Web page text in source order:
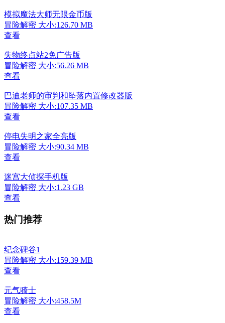
模拟魔法大师无限金币版
冒险解密 大小:126.70 MB
查看
失物终点站2免广告版
冒险解密 大小:56.26 MB
查看
巴迪老师的审判和坠落内置修改器版
冒险解密 大小:107.35 MB
查看
停电失明之家全亮版
冒险解密 大小:90.34 MB
查看
迷宫大侦探手机版
冒险解密 大小:1.23 GB
查看
热门推荐
纪念碑谷1
冒险解密 大小:159.39 MB
查看
元气骑士
冒险解密 大小:458.5M
查看